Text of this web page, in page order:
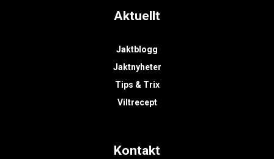
Aktuellt
Jaktblogg
Jaktnyheter
Tips & Trix
Viltrecept
Kontakt